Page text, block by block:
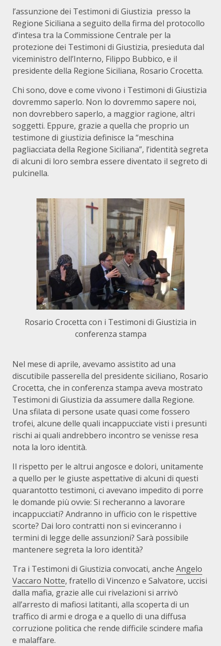
l’assunzione dei Testimoni di Giustizia presso la
Regione Siciliana a seguito della firma del protocollo
d’intesa tra la Commissione Centrale per la
protezione dei Testimoni di Giustizia, presieduta dal
viceministro dell’Interno, Filippo Bubbico, e il
presidente della Regione Siciliana, Rosario Crocetta.
Chi sono, dove e come vivono i Testimoni di Giustizia
dovremmo saperlo. Non lo dovremmo sapere noi,
non dovrebbero saperlo, a maggior ragione, altri
soggetti. Eppure, grazie a quella che proprio un
testimone di giustizia definisce la “meschina
pagliacciata della Regione Siciliana”, l’identità segreta
di alcuni di loro sembra essere diventato il segreto di
pulcinella.
Rosario Crocetta con i Testimoni di Giustizia in
conferenza stampa
Nel mese di aprile, avevamo assistito ad una
discutibile passerella del presidente siciliano, Rosario
Crocetta, che in conferenza stampa aveva mostrato
Testimoni di Giustizia da assumere dalla Regione.
Una sfilata di persone usate quasi come fossero
trofei, alcune delle quali incappucciate visti i presunti
rischi ai quali andrebbero incontro se venisse resa
nota la loro identità.
Il rispetto per le altrui angosce e dolori, unitamente
a quello per le giuste aspettative di alcuni di questi
quarantotto testimoni, ci avevano impedito di porre
le domande più ovvie: Si recheranno a lavorare
incappucciati? Andranno in ufficio con le rispettive
scorte? Dai loro contratti non si evinceranno i
termini di legge delle assunzioni? Sarà possibile
mantenere segreta la loro identità?
Tra i Testimoni di Giustizia convocati, anche Angelo
Vaccaro Notte, fratello di Vincenzo e Salvatore, uccisi
dalla mafia, grazie alle cui rivelazioni si arrivò
all’arresto di mafiosi latitanti, alla scoperta di un
traffico di armi e droga e a quello di una diffusa
corruzione politica che rende difficile scindere mafia
e malaffare.